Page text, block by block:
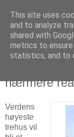
08 juni 2012
Verdens
nærmere
Verdens
høyeste
trehus vil
This site uses
and to analyze
shared with
metrics to
statistics, and to